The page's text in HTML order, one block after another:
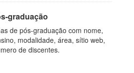
graduação
de pós-graduação com nome,
modalidade, área, sítio web,
de discentes.